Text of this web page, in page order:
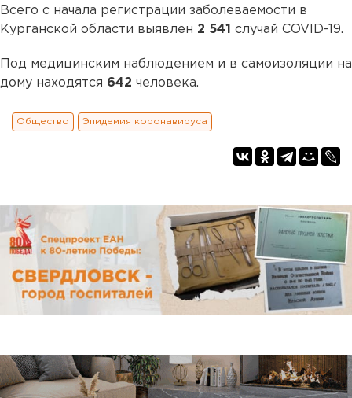
Всего с начала регистрации заболеваемости в
Курганской области выявлен 2 541 случай COVID-19.
Под медицинским наблюдением и в самоизоляции на
дому находятся 642 человека.
Общество Эпидемия коронавируса